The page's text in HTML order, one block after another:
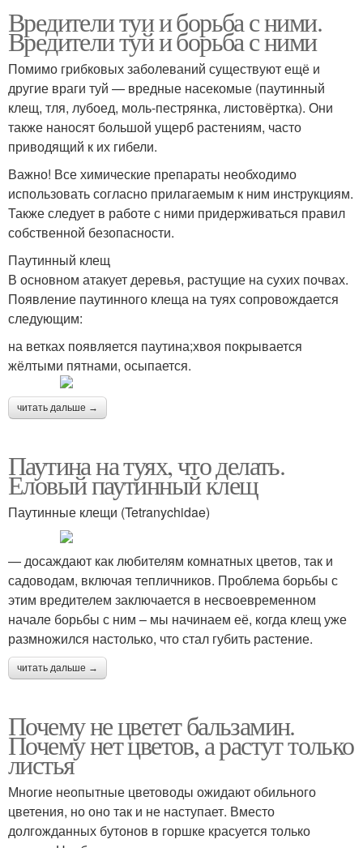
Вредители туи и борьба с ними.
Вредители туй и борьба с ними
Помимо грибковых заболеваний существуют ещё и
другие враги туй — вредные насекомые (паутинный
клещ, тля, лубоед, моль-пестрянка, листовёртка). Они
также наносят большой ущерб растениям, часто
приводящий к их гибели.
Важно! Все химические препараты необходимо
использовать согласно прилагаемым к ним инструкциям.
Также следует в работе с ними придерживаться правил
собственной безопасности.
Паутинный клещ
В основном атакует деревья, растущие на сухих почвах.
Появление паутинного клеща на туях сопровождается
следующим:
на ветках появляется паутина;хвоя покрывается
жёлтыми пятнами, осыпается.
читать дальше →
Паутина на туях, что делать.
Еловый паутинный клещ
Паутинные клещи (Tetranychidae)
— досаждают как любителям комнатных цветов, так и
садоводам, включая тепличников. Проблема борьбы с
этим вредителем заключается в несвоевременном
начале борьбы с ним – мы начинаем её, когда клещ уже
размножился настолько, что стал губить растение.
читать дальше →
Почему не цветет бальзамин.
Почему нет цветов, а растут только
листья
Многие неопытные цветоводы ожидают обильного
цветения, но оно так и не наступает. Вместо
долгожданных бутонов в горшке красуется только